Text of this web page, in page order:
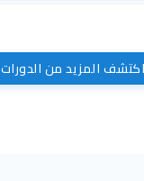
اكتشف المزيد من الدورات